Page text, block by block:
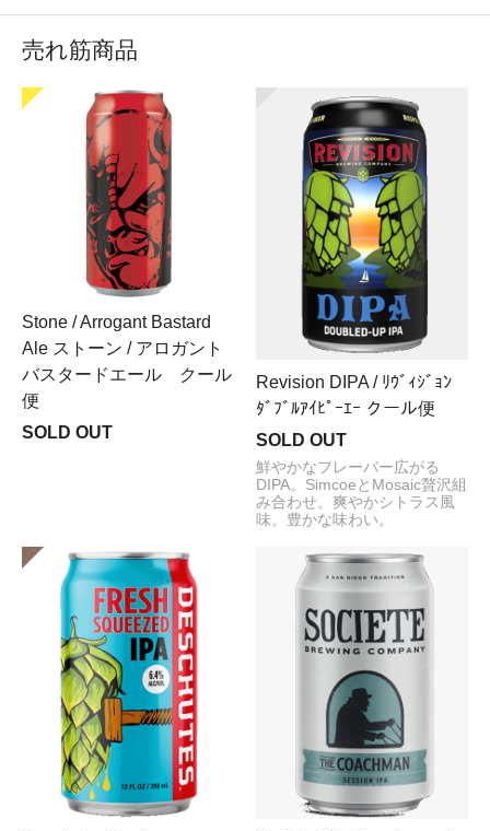
売れ筋商品
Stone / Arrogant Bastard
Ale ストーン / アロガント
バスタードエール クール
便
SOLD OUT
Revision DIPA / ﾘｳﾞｨｼﾞｮﾝ
ﾀﾞﾌﾞﾙｱｲﾋﾟｰｴｰ クール便
SOLD OUT
鮮やかなフレーバー広がる
DIPA。SimcoeとMosaic贅沢組
み合わせ。爽やかシトラス風
味。豊かな味わい。